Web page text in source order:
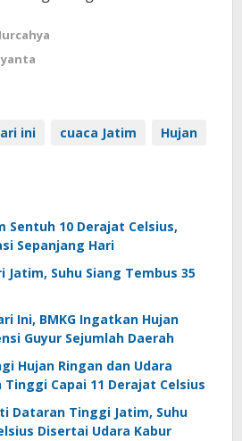
ini cuaca Jatim
Hujan
Sentuh 10 Derajat Celsius,
Sepanjang Hari
Suhu Siang Tembus 35
Ini, BMKG Ingatkan Hujan
Guyur Sejumlah Daerah
Hujan Ringan dan Udara
Tinggi Capai 11 Derajat Celsius
Dataran Tinggi Jatim, Suhu
Disertai Udara Kabur